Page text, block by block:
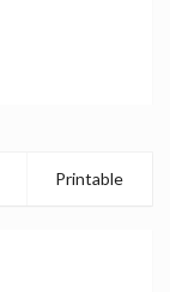
Printable